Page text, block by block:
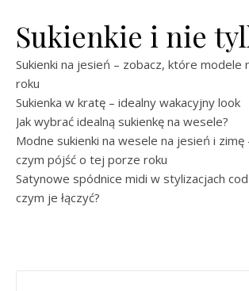
Sukienkie i nie
Sukienki na jesień – zobacz, które modele
roku
Sukienka w kratę – idealny wakacyjny look
Jak wybrać idealną sukienkę na wesele?
Modne sukienki na wesele na jesień i zimę
czym pójść o tej porze roku
Satynowe spódnice midi w stylizacjach
czym je łączyć?